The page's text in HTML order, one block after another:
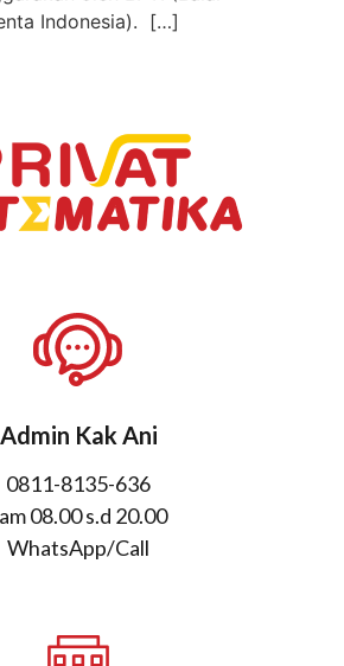
Indonesia). […]
Admin Kak Ani
0811-8135-636
08.00 s.d 20.00
WhatsApp/Call